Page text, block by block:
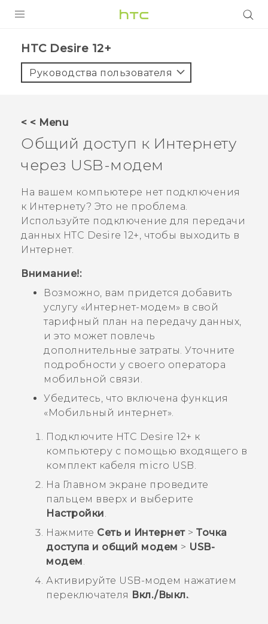
5G
VIVERSE
ПОДДЕРЖКА
HTC Desire 12+‎
Руководства пользователя
< < Menu
Общий доступ к Интернету
через USB-модем
На вашем компьютере нет подключения
к Интернету? Это не проблема.
Используйте подключение для передачи
данных HTC Desire 12+, чтобы выходить в
Интернет.
Внимание!:
Возможно, вам придется добавить
услугу «Интернет-модем» в свой
тарифный план на передачу данных,
и это может повлечь
дополнительные затраты. Уточните
подробности у своего оператора
мобильной связи.
Убедитесь, что включена функция
«Мобильный интернет».
Подключите HTC Desire 12+ к
компьютеру с помощью входящего в
комплект кабеля micro USB.
На Главном экране проведите
пальцем вверх и выберите
Настройки.
Нажмите Сеть и Интернет> Точка
доступа и общий модем > USB-
модем.
Активируйте USB-модем нажатием
переключателя Вкл./Выкл..